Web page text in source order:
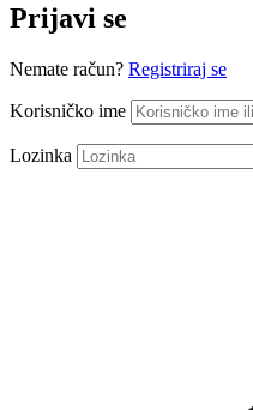
Prijavi se
Nemate račun? Registriraj se
Korisničko ime
Lozinka